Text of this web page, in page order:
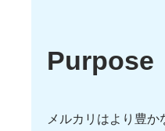
Purpose
メルカリはより豊